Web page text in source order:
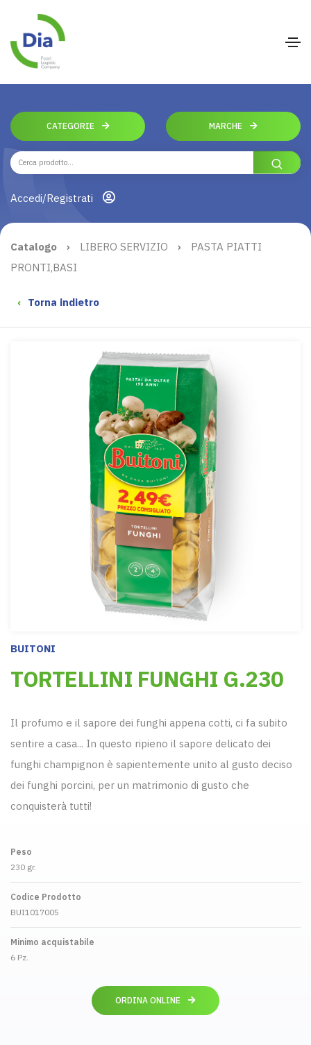
CATEGORIE MARCHE
Accedi/Registrati
Catalogo › LIBERO SERVIZIO ›
PASTA PIATTI
PRONTI,BASI
‹ Torna indietro
BUITONI
TORTELLINI FUNGHI G.230
Il profumo e il sapore dei funghi appena cotti, ci fa subito
sentire a casa... In questo ripieno il sapore delicato dei
funghi champignon è sapientemente unito al gusto deciso
dei funghi porcini, per un matrimonio di gusto che
conquisterà tutti!
Peso
230 gr.
Codice Prodotto
BUI1017005
Minimo acquistabile
6 Pz.
ORDINA ONLINE